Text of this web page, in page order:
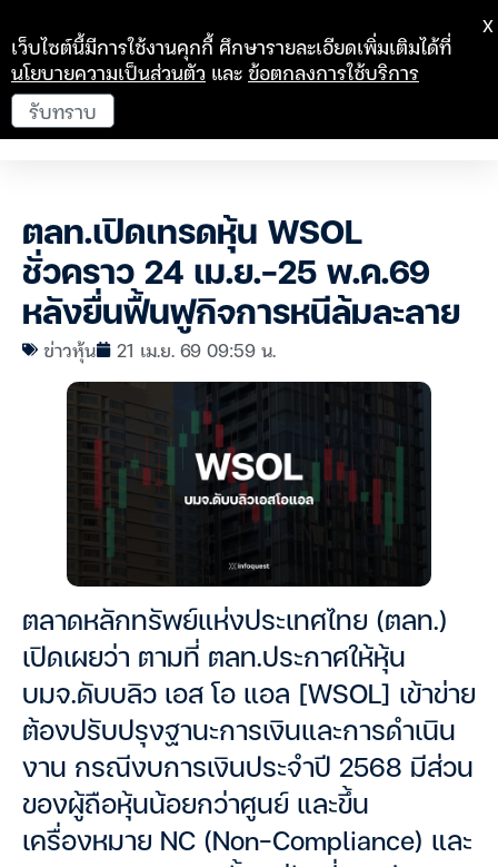
ตลท.เปิดเทรดหุ้น WSOL
ชั่วคราว 24 เม.ย.-25 พ.ค.69
หลังยื่นฟื้นฟูกิจการหนีล้มละลาย
ข่าวหุ้น 21 เม.ย. 69 09:59 น.
ตลาดหลักทรัพย์แห่งประเทศไทย (ตลท.)
เปิดเผยว่า ตามที่ ตลท.ประกาศให้หุ้น
บมจ.ดับบลิว เอส โอ แอล [WSOL] เข้าข่าย
ต้องปรับปรุงฐานะการเงินและการดำเนิน
งาน กรณีงบการเงินประจำปี 2568 มีส่วน
ของผู้ถือหุ้นน้อยกว่าศูนย์ และขึ้น
เครื่องหมาย NC (Non-Compliance) และ
เว็บไซต์นี้มีการใช้งานคุกกี้ ศึกษารายละเอียดเพิ่มเติมได้ที่
นโยบายความเป็นส่วนตัว และข้อตกลงการใช้บริการ
รับทราบ
X